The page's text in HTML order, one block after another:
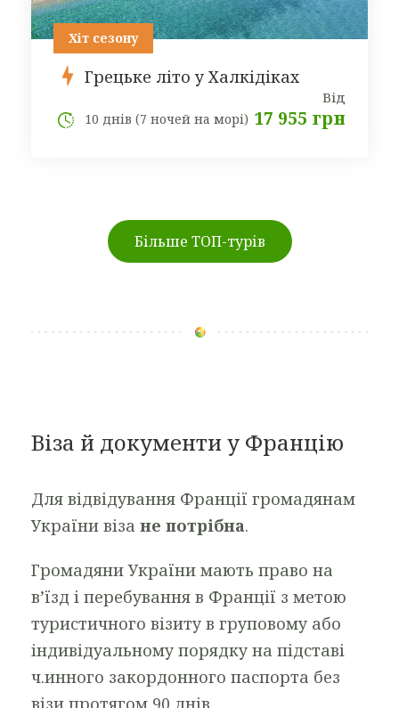
Хіт сезону
Грецьке літо у Халкідіках
Від
17 955 грн
10 днів (7 ночей на морі)
Більше ТОП-турів
Віза й документи у Францію
Для відвідування Франції громадянам
України віза не потрібна.
Громадяни України мають право на
в’їзд і перебування в Франції з метою
туристичного візиту в груповому або
індивідуальному порядку на підставі
ч.инного закордонного паспорта без
візи протягом 90 днів.